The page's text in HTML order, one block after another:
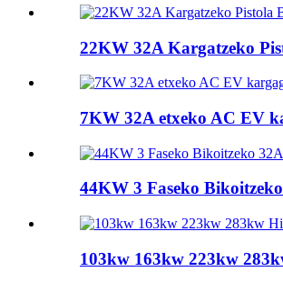
22KW 32A Kargatzeko
7KW 32A etxeko AC EV
44KW 3 Faseko
103kw 163kw 223kw